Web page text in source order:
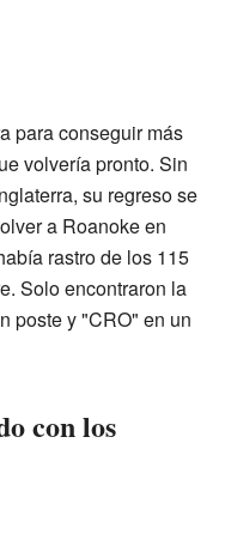
para conseguir más
volvería pronto. Sin
su regreso se
a Roanoke en
rastro de los 115
Solo encontraron la
poste y "CRO" en un
con los